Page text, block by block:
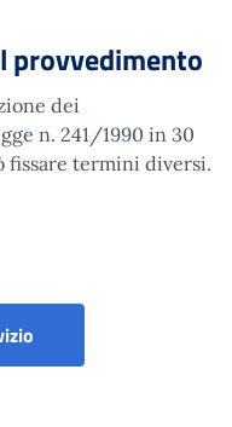
provvedimento
dei
n. 241/1990 in 30
fissare termini diversi.
del provvedimento